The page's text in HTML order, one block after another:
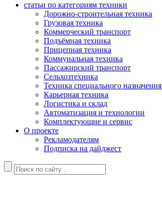
статьи по категориям техники
Дорожно-строительная техника
Грузовая техника
Коммерческий транспорт
Подъёмная техника
Прицепная техника
Коммунальная техника
Пассажирский транспорт
Сельхозтехника
Техника специального назначения
Карьерная техника
Логистика и склад
Автоматизация и технологии
Комплектующие и сервис
О проекте
Рекламодателям
Подписка на дайджест